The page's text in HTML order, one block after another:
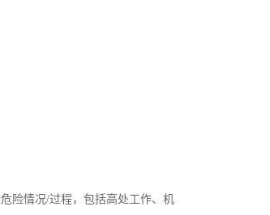
险情况/过程，包括高处工作、机